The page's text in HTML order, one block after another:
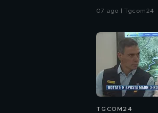
alle frontiere
07 ago | Tgcom24
TGCOM24